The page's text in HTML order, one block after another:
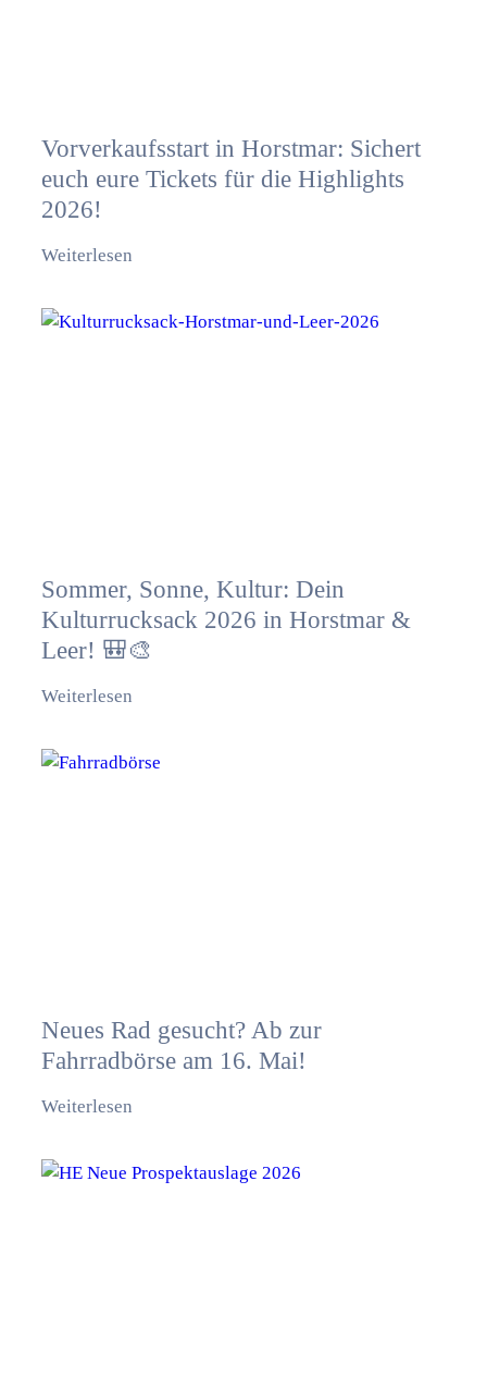
Vorverkaufsstart in Horstmar: Sichert
euch eure Tickets für die Highlights
2026!
Weiterlesen
Sommer, Sonne, Kultur: Dein
Kulturrucksack 2026 in Horstmar &
Leer! 🎒🎨
Weiterlesen
Neues Rad gesucht? Ab zur
Fahrradbörse am 16. Mai!
Weiterlesen